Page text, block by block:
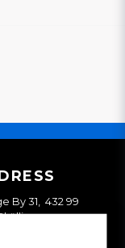
By 31, 432 99